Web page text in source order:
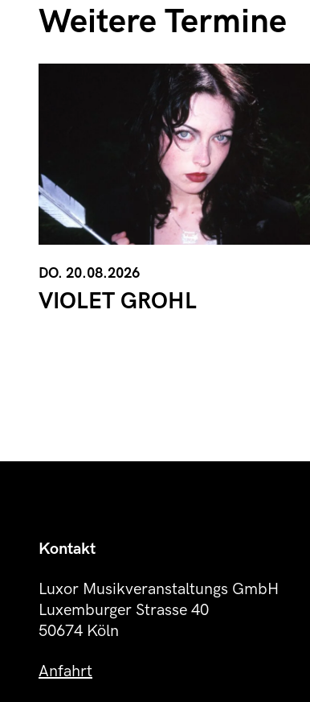
Weitere Termine
DO. 20.08.2026
VIOLET GROHL
Kontakt
Luxor Musikveranstaltungs GmbH
Luxemburger Strasse 40
50674 Köln
Anfahrt